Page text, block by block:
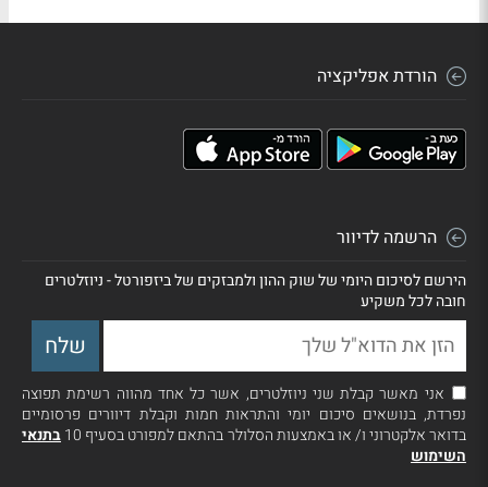
הורדת אפליקציה
הרשמה לדיוור
הירשם לסיכום היומי של שוק ההון ולמבזקים של ביזפורטל - ניוזלטרים
חובה לכל משקיע
אני מאשר קבלת שני ניוזלטרים, אשר כל אחד מהווה רשימת תפוצה
נפרדת, בנושאים סיכום יומי והתראות חמות וקבלת דיוורים פרסומיים
בדואר אלקטרוני ו/ או באמצעות הסלולר בהתאם למפורט בסעיף 10
בתנאי
השימוש